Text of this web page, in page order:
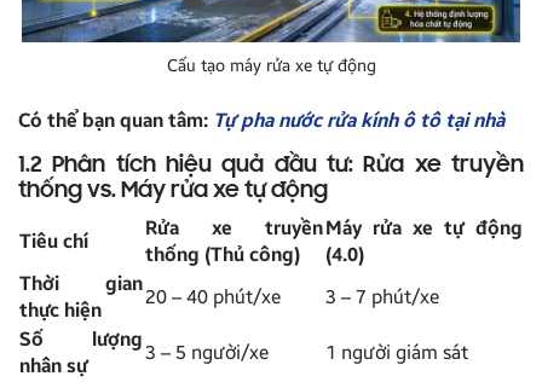
Cấu tạo máy rửa xe tự động
Có thể bạn quan tâm: Tự pha nước rửa kính ô tô tại nhà
1.2 Phân tích hiệu quả đầu tư: Rửa xe truyền
thống vs. Máy rửa xe tự động
Tiêu chí
Rửa xe truyền
thống (Thủ công)
Máy rửa xe tự động
(4.0)
Thời gian
thực hiện
20 – 40 phút/xe
3 – 7 phút/xe
Số lượng
nhân sự
3 – 5 người/xe
1 người giám sát